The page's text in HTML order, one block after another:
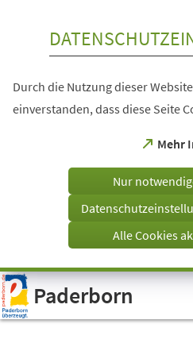
Visuelle
Assistenzsoftware
öffnen.
Durch die Nutzung dieser
einverstanden, dass diese Seite
Mehr
(Öffnet
einem
Tab)
Nur
Alle Cookies
Paderborn